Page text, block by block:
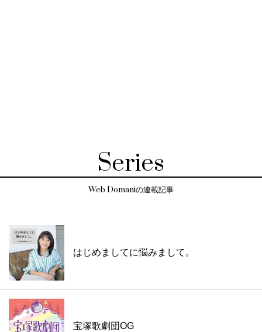
Series
Web Domaniの連載記事
はじめましてに悩みまして。
宝塚歌劇団OG